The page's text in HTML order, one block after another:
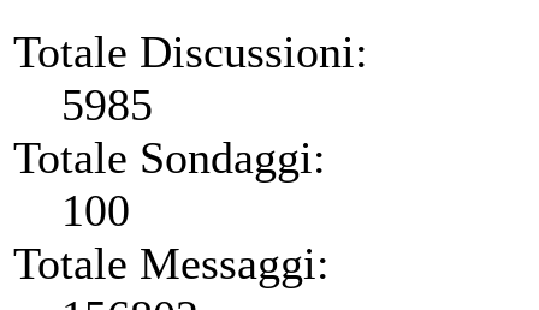
Totale Discussioni:
5985
Totale Sondaggi:
100
Totale Messaggi: